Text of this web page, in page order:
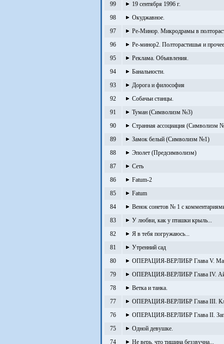
99
19 сентября 1996 г.
98
Окуджавное.
97
Ре-Минор. Микродрамы в
96
Ре-минор2. Полторастишья и
95
Реклама. Объявления.
94
Банальности.
93
Дорога и философия
92
Собачьи станцы.
91
Туман (Символизм №3)
90
Странная ассоциация (Символизм
89
Замок белый (Символизм №1)
88
Эполет (Предсимволизм)
87
Сеть
86
Fatum-2
85
Fatum
84
Венок сонетов № 1 с
83
У любви, как у пташки крыль...
82
Я в тебя погружаюсь...
81
Утренний сад
80
ОПЕРАЦИЯ-ВЕРЛИБР Глава V.
79
ОПЕРАЦИЯ-ВЕРЛИБР Глава IV. Ай-
78
Ветка и танка.
77
ОПЕРАЦИЯ-ВЕРЛИБР Глава III.
76
ОПЕРАЦИЯ-ВЕРЛИБР Глава II.
75
Одной девушке.
74
Не верь, что тишина беззвучна...